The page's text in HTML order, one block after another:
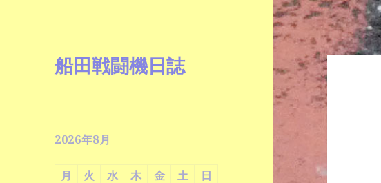
船田戦闘機日誌
2026年8月
月 火 水 木 金 土
日